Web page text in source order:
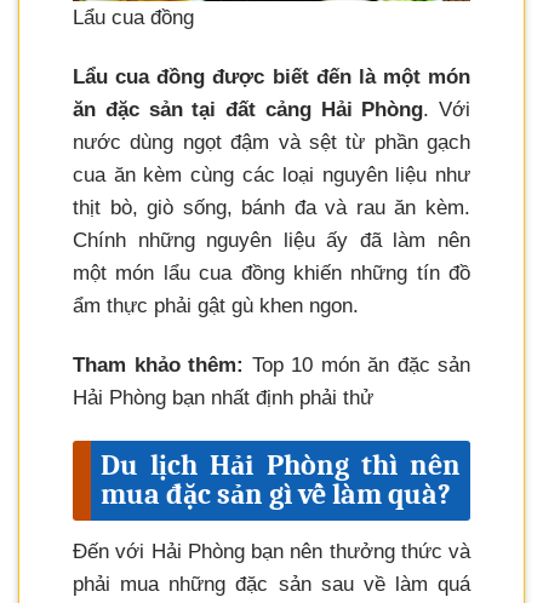
Lẩu cua đồng
Lẩu cua đồng được biết đến là một món
ăn đặc sản tại đất cảng Hải Phòng. Với
nước dùng ngọt đậm và sệt từ phần gạch
cua ăn kèm cùng các loại nguyên liệu như
thịt bò, giò sống, bánh đa và rau ăn kèm.
Chính những nguyên liệu ấy đã làm nên
một món lẩu cua đồng khiến những tín đồ
ẩm thực phải gật gù khen ngon.
Tham khảo thêm: Top 10 món ăn đặc sản
Hải Phòng bạn nhất định phải thử
Du lịch Hải Phòng thì nên
mua đặc sản gì về làm quà?
Đến với Hải Phòng bạn nên thưởng thức và
phải mua những đặc sản sau về làm quá